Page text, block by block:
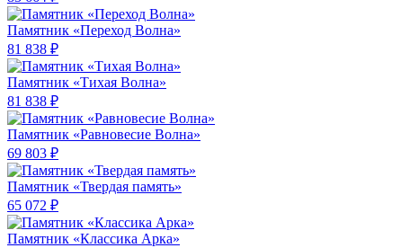
Памятник «Переход Волна»
81 838 ₽
Памятник «Тихая Волна»
81 838 ₽
Памятник «Равновесие Волна»
69 803 ₽
Памятник «Твердая память»
65 072 ₽
Памятник «Классика Арка»